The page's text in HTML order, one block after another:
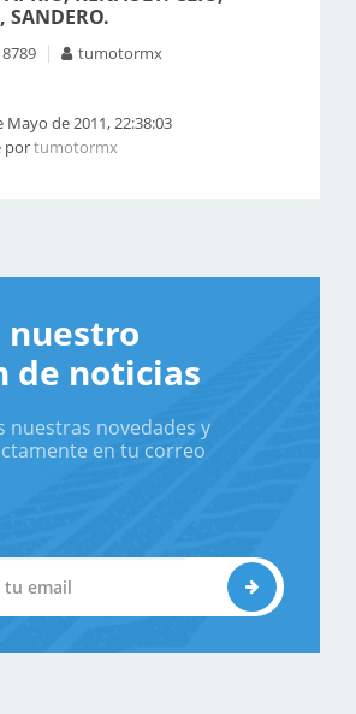
SANDERO.
8789 tumotormx
Mayo de 2011, 22:38:03
portumotormx
nuestro
de noticias
nuestras novedades y
en tu correo